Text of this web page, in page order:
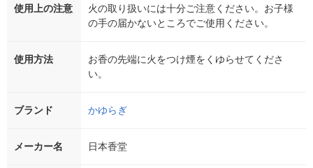
使用上の注意
火の取り扱いには十分ご注意ください。お子様
の手の届かないところでご使用ください。
使用方法
お香の先端に火をつけ煙をくゆらせてくださ
い。
ブランド かゆらぎ
メーカー名 日本香堂